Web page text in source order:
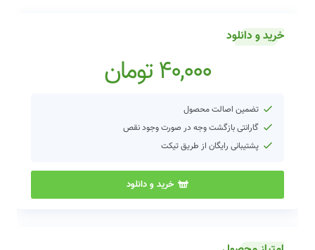
خرید و دانلود
40,000تومان
تضمین اصالت محصول
گارانتی بازگشت وجه در صورت وجود نقص
پشتیبانی رایگان از طریق تیکت
خرید و دانلود